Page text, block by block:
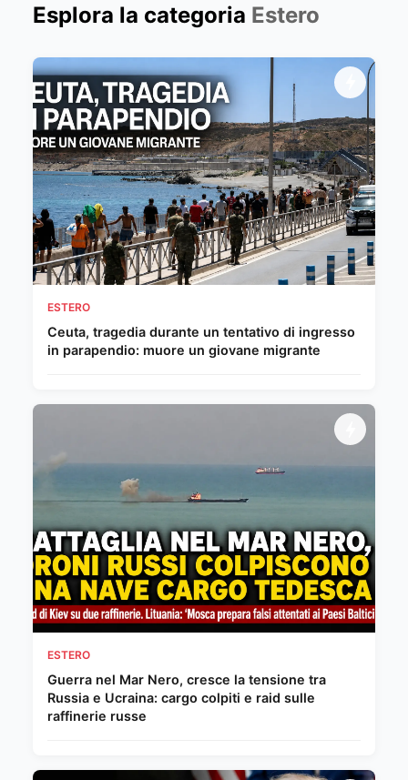
Esplora la categoria Estero
ESTERO
Ceuta, tragedia durante un tentativo di ingresso
in parapendio: muore un giovane migrante
ESTERO
Guerra nel Mar Nero, cresce la tensione tra
Russia e Ucraina: cargo colpiti e raid sulle
raffinerie russe